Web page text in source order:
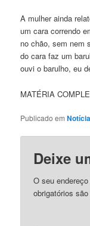
A mulher ainda
um cara correndo
no chão, sem nem
do cara faz um
ouvi o barulho, eu
MATÉRIA
Publicado em
Deixe
O seu
obrigatórios